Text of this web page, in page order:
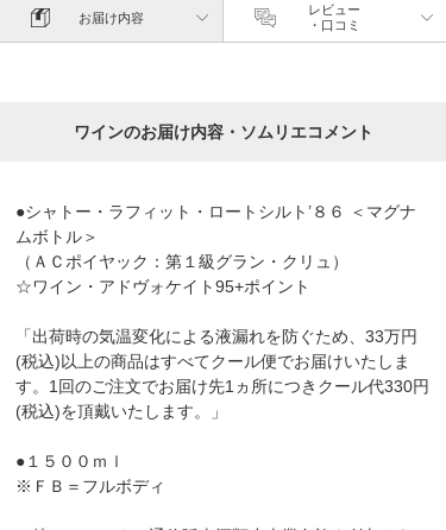
お届け内容
レビュー
・口コミ
ワインのお届け内容・ソムリエコメント
●シャトー・ラフィット・ロートシルト’８６ ＜マグナ
ムボトル＞
（ＡＣポイヤック：第１級グラン・クリュ）
☆ワイン・アドヴォケイト95+ポイント
「出荷時の気温変化による液漏れを防ぐため、33万円
(税込)以上の商品はすべてクール便でお届けいたしま
す。1回のご注文でお届け先1ヵ所につきクール代330円
(税込)を頂戴いたします。」
●１５００ｍｌ
※ＦＢ＝フルボディ